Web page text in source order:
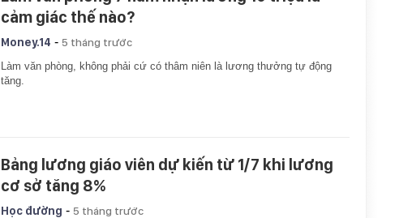
cảm giác thế nào?
Money.14 - 5 tháng trước
Làm văn phòng, không phải cứ có thâm niên là lương thưởng tự động
tăng.
Bảng lương giáo viên dự kiến từ 1/7 khi lương
cơ sở tăng 8%
Học đường - 5 tháng trước